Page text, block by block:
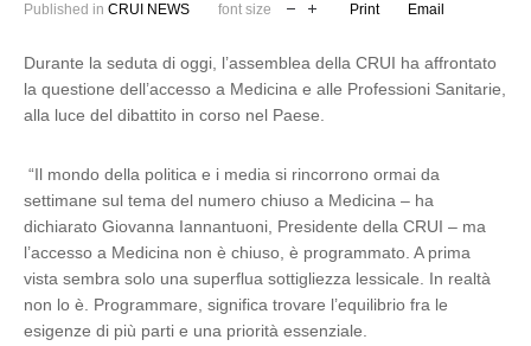
Published in CRUI NEWS font size Print Email
Durante la seduta di oggi, l’assemblea della CRUI ha affrontato
la questione dell’accesso a Medicina e alle Professioni Sanitarie,
alla luce del dibattito in corso nel Paese.
“Il mondo della politica e i media si rincorrono ormai da
settimane sul tema del numero chiuso a Medicina – ha
dichiarato Giovanna Iannantuoni, Presidente della CRUI – ma
l’accesso a Medicina non è chiuso, è programmato. A prima
vista sembra solo una superflua sottigliezza lessicale. In realtà
non lo è. Programmare, significa trovare l’equilibrio fra le
esigenze di più parti e una priorità essenziale.